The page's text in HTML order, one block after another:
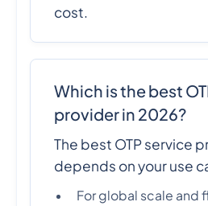
cost.
Which is the best
provider in 2026?
The best OTP service
depends on your use
For global scale and